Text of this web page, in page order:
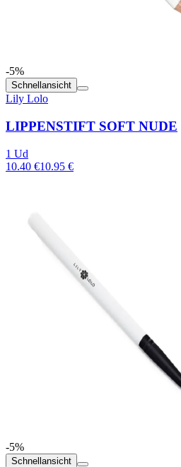
-5%
Schnellansicht
Lily Lolo
LIPPENSTIFT SOFT NUDE
1 Ud
10.40 €10.95 €
-5%
Schnellansicht